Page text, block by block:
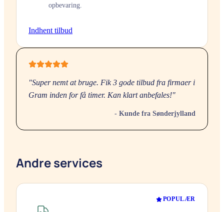
opbevaring.
Indhent tilbud
"Super nemt at bruge. Fik 3 gode tilbud fra firmaer i
Gram inden for få timer. Kan klart anbefales!"
- Kunde fra Sønderjylland
Andre services
POPULÆR